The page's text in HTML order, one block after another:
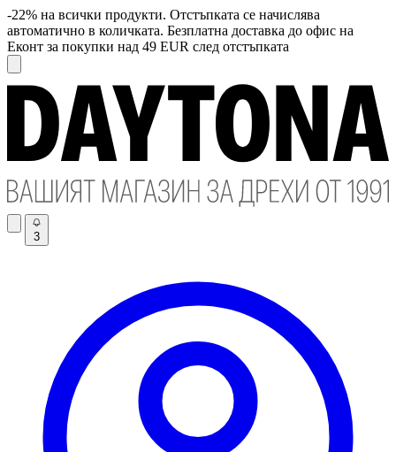
-22% на всички продукти. Отстъпката се начислява
автоматично в количката. Безплатна доставка до офис на
Еконт за покупки над 49 EUR след отстъпката
3